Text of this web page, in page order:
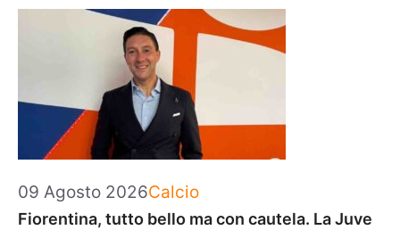
09 Agosto 2026Categorie
Calcio
Fiorentina, tutto bello ma con cautela. La Juve